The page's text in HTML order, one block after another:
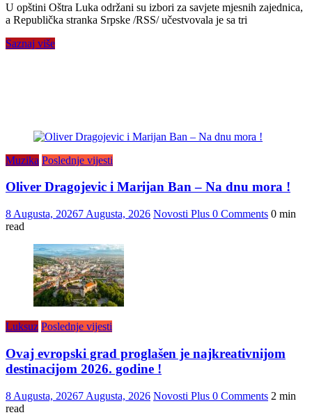
U opštini Oštra Luka održani su izbori za savjete mjesnih zajednica,
a Republička stranka Srpske /RSS/ učestvovala je sa tri
Saznaj više
Muzika Poslednje vijesti
Oliver Dragojevic i Marijan Ban – Na dnu mora !
8 Augusta, 20267 Augusta, 2026 Novosti Plus 0 Comments 0 min
read
Luksuz Poslednje vijesti
Ovaj evropski grad proglašen je najkreativnijom
destinacijom 2026. godine !
8 Augusta, 20267 Augusta, 2026 Novosti Plus 0 Comments 2 min
read